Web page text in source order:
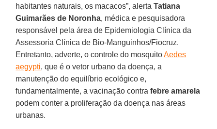
habitantes naturais, os macacos”, alertaTatiana
Guimarães de Noronha, médica e pesquisadora
responsável pela área de Epidemiologia Clínica da
Assessoria Clínica de Bio-Manguinhos/Fiocruz.
Entretanto, adverte, o controle do mosquitoAedes
aegypti, que é o vetor urbano da doença, a
manutenção do equilíbrio ecológico e,
fundamentalmente, a vacinação contra febre amarela
podem conter a proliferação da doença nas áreas
urbanas.